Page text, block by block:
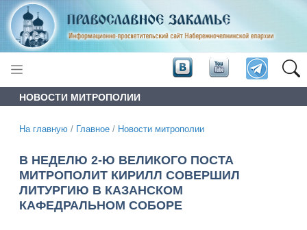
НОВОСТИ МИТРОПОЛИИ
На главную / Главное / Новости митрополии
В НЕДЕЛЮ 2-Ю ВЕЛИКОГО ПОСТА
МИТРОПОЛИТ КИРИЛЛ СОВЕРШИЛ
ЛИТУРГИЮ В КАЗАНСКОМ
КАФЕДРАЛЬНОМ СОБОРЕ